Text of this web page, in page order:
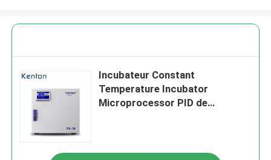
Incubateur Constant
Temperature Incubator
Microprocessor PID de